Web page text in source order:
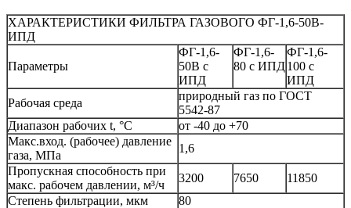
ХАРАКТЕРИСТИКИ ФИЛЬТРА ГАЗОВОГО ФГ-1,6-50В-
ИПД
Параметры
ФГ-1,6-
50В с
ИПД
ФГ-1,6-
80 с ИПД
ФГ-1,6-
100 с
ИПД
Рабочая среда
природный газ по ГОСТ
5542-87
Диапазон рабочих t, °С
от -40 до +70
Макс.вход. (рабочее) давление
газа, МПа
1,6
Пропускная способность при
макс. рабочем давлении, м³/ч
3200 7650
11850
Степень фильтрации, мкм
80